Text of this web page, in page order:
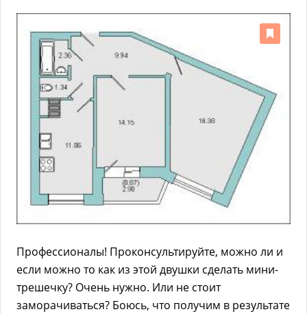
Профессионалы! Проконсультируйте, можно ли и
если можно то как из этой двушки сделать мини-
трешечку? Очень нужно. Или не стоит
заморачиваться? Боюсь, что получим в результате